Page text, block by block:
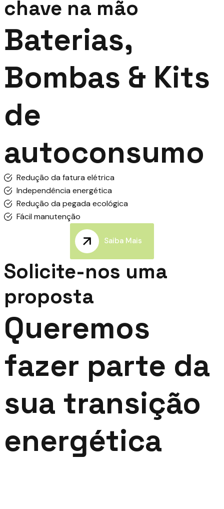
chave na mão
Baterias,
Bombas & Kits
de
autoconsumo
Redução da fatura elétrica
Independência energética
Redução da pegada ecológica
Fácil manutenção
Saiba Mais
Solicite-nos uma
proposta
Queremos
fazer parte da
sua transição
energética